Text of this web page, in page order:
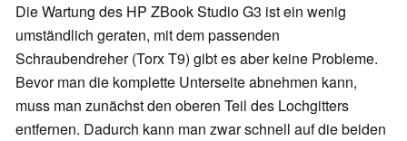
Die Wartung des HP ZBook Studio G3 ist ein wenig
umständlich geraten, mit dem passenden
Schraubendreher (Torx T9) gibt es aber keine Probleme.
Bevor man die komplette Unterseite abnehmen kann,
muss man zunächst den oberen Teil des Lochgitters
entfernen. Dadurch kann man zwar schnell auf die beiden